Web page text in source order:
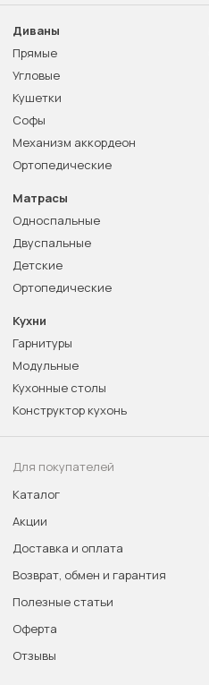
Диваны
Прямые
Угловые
Кушетки
Софы
Механизм аккордеон
Ортопедические
Матрасы
Односпальные
Двуспальные
Детские
Ортопедические
Кухни
Гарнитуры
Модульные
Кухонные столы
Конструктор кухонь
Для покупателей
Каталог
Акции
Доставка и оплата
Возврат, обмен и гарантия
Полезные статьи
Оферта
Отзывы